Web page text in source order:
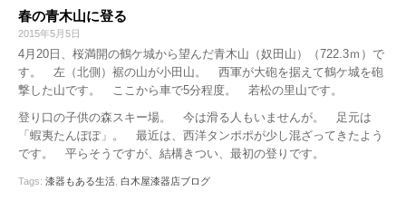
春の青木山に登る
2015年5月5日
4月20日、桜満開の鶴ケ城から望んだ青木山（奴田山）（722.3ｍ）で
す。 左（北側）裾の山が小田山。 西軍が大砲を据えて鶴ケ城を砲
撃した山です。 ここから車で5分程度。 若松の里山です。
登り口の子供の森スキー場。 今は滑る人もいませんが。 足元は
「蝦夷たんぽぽ」。 最近は、西洋タンポポが少し混ざってきたよう
です。 平らそうですが、結構きつい、最初の登りです。
Tags: 漆器もある生活 白木屋漆器店ブログ